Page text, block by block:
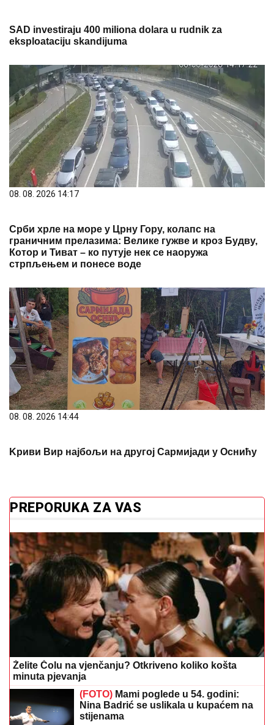
SAD investiraju 400 miliona dolara u rudnik za
eksploataciju skandijuma
08. 08. 2026 14:17
Срби хрле на море у Црну Гору, колапс на
граничним прелазима: Велике гужве и кроз Будву,
Котор и Тиват – ко путује нек се наоружа
стрпљењем и понесе воде
08. 08. 2026 14:44
Kриви Вир најбољи на другој Сармијади у Оснићу
PREPORUKA ZA VAS
Želite Čolu na vjenčanju? Otkriveno koliko košta
minuta pjevanja
(FOTO) Mami poglede u 54. godini:
Nina Badrić se uslikala u kupaćem na
stijenama